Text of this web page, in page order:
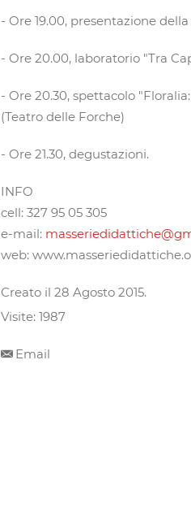
- Ore 19.00, presentazione
- Ore 20.00, laboratorio "Tra
- Ore 20.30, spettacolo
(Teatro delle Forche)
- Ore 21.30, degustazioni.
INFO
cell: 327 95 05 305
e-mail:
web:
Creato il 28 Agosto 2015.
Visite: 1987
Email